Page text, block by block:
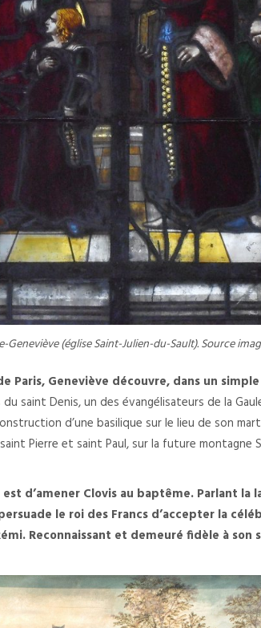
Geneviève (église Saint-Julien-du-Sault). Source
Paris, Geneviève découvre, dans un
saint Denis, un des évangélisateurs de la
d’une basilique sur le lieu de son
Pierre et saint Paul, sur la future montagne
d’amener Clovis au baptême. Parlant la
le roi des Francs d’accepter la
Reconnaissant et demeuré fidèle à son